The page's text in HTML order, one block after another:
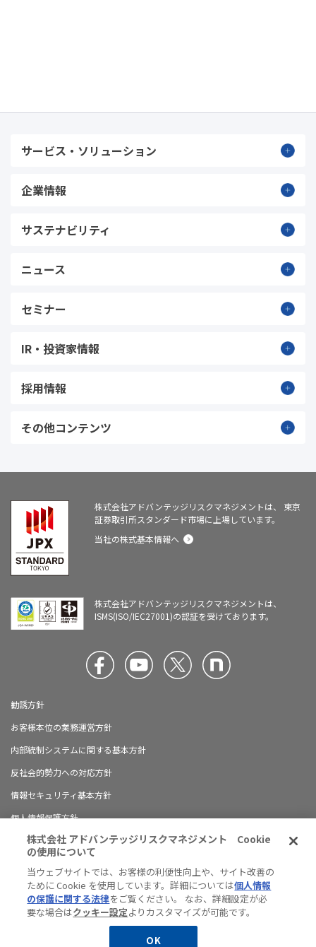
サービス・ソリューション
企業情報
サステナビリティ
ニュース
セミナー
IR・投資家情報
採用情報
その他コンテンツ
株式会社アドバンテッジリスクマネジメントは、
東京
証券取引所スタンダード市場に上場しています。
当社の株式基本情報へ
株式会社アドバンテッジリスクマネジメントは、
ISMS(ISO/IEC27001)の認証を受けております。
勧誘方針
お客様本位の業務運営方針
内部統制システムに関する基本方針
反社会的勢力への対応方針
情報セキュリティ基本方針
個人情報保護方針
ブランドガイドライン
ハラスメント防止の対応方針
サイトマップ
JP
EN
株式会社 アドバンテッジリスクマネジメント Cookie
の使用について
当ウェブサイトでは、お客様の利便性向上や、サイト改善の
ために Cookie を使用しています。詳細については個人情報
の保護に関する法律をご覧ください。 なお、詳細設定が必
要な場合はクッキー設定よりカスタマイズが可能です。
OK